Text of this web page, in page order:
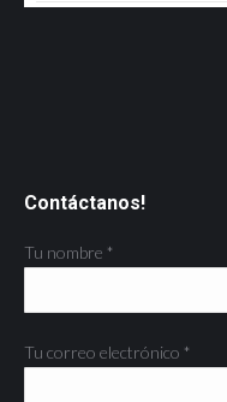
Contáctanos!
Tu nombre *
Tu correo electrónico *